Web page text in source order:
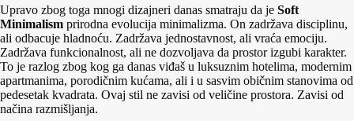
Upravo zbog toga mnogi dizajneri danas smatraju da je Soft
Minimalism prirodna evolucija minimalizma. On zadržava disciplinu,
ali odbacuje hladnoću. Zadržava jednostavnost, ali vraća emociju.
Zadržava funkcionalnost, ali ne dozvoljava da prostor izgubi karakter.
To je razlog zbog kog ga danas viđaš u luksuznim hotelima, modernim
apartmanima, porodičnim kućama, ali i u sasvim običnim stanovima od
pedesetak kvadrata. Ovaj stil ne zavisi od veličine prostora. Zavisi od
načina razmišljanja.